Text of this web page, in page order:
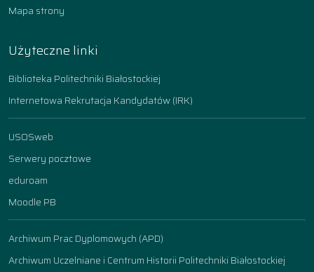
Mapa strony
Użyteczne linki
Biblioteka Politechniki Białostockiej
Internetowa Rekrutacja Kandydatów (IRK)
USOSweb
Serwery pocztowe
eduroam
Moodle PB
Archiwum Prac Dyplomowych (APD)
Archiwum Uczelniane i Centrum Historii Politechniki Białostockiej